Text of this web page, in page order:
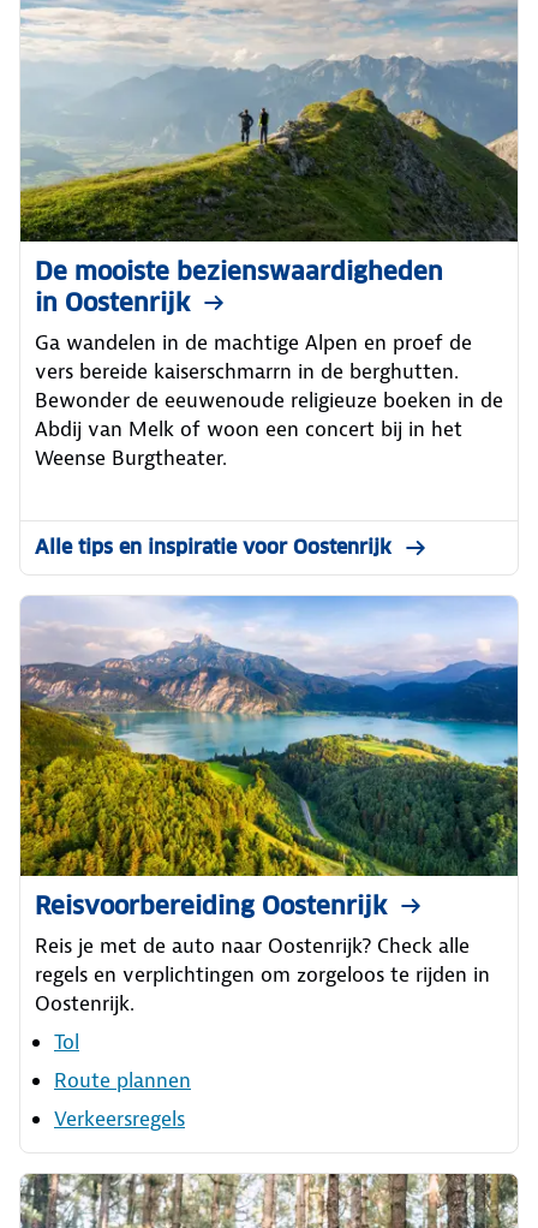
De mooiste bezienswaardigheden
in Oostenrijk
Ga wandelen in de machtige Alpen en proef de
vers bereide kaiserschmarrn in de berghutten.
Bewonder de eeuwenoude religieuze boeken in de
Abdij van Melk of woon een concert bij in het
Weense Burgtheater.
Alle tips en inspiratie voor Oostenrijk
Reisvoorbereiding Oostenrijk
Reis je met de auto naar Oostenrijk? Check alle
regels en verplichtingen om zorgeloos te rijden in
Oostenrijk.
Tol
Route plannen
Verkeersregels